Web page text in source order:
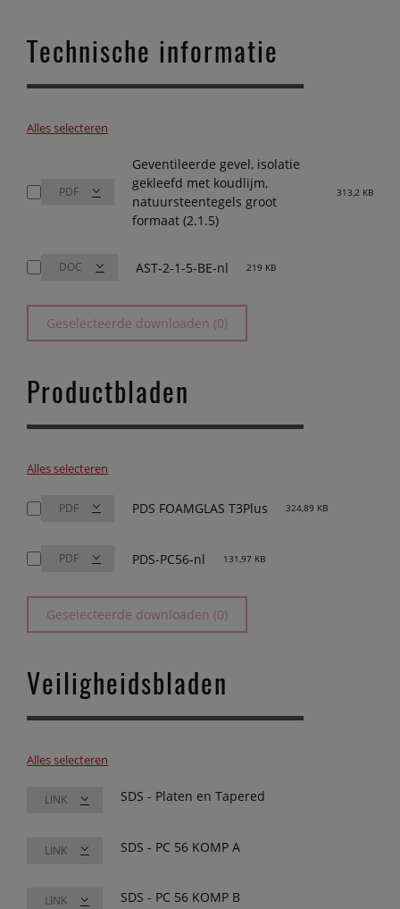
Technische informatie
Alles selecteren
Geventileerde gevel, isolatie
gekleefd met koudlijm,
natuursteentegels groot
formaat (2.1.5)
313,2 KB
AST-2-1-5-BE-nl 219 KB
Geselecteerde downloaden (0)
Productbladen
Alles selecteren
PDS FOAMGLAS T3Plus 324,89 KB
PDS-PC56-nl 131,97 KB
Geselecteerde downloaden (0)
Veiligheidsbladen
Alles selecteren
LINK SDS - Platen en Tapered
LINK SDS - PC 56 KOMP A
LINK SDS - PC 56 KOMP B